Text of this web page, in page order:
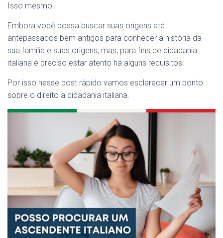
Isso mesmo!
Embora você possa buscar suas origens até
antepassados bem antigos para conhecer a história da
sua família e suas origens, mas, para fins de cidadania
italiana é preciso estar atento há alguns requisitos.
Por isso nesse post rápido vamos esclarecer um ponto
sobre o direito a cidadania italiana.